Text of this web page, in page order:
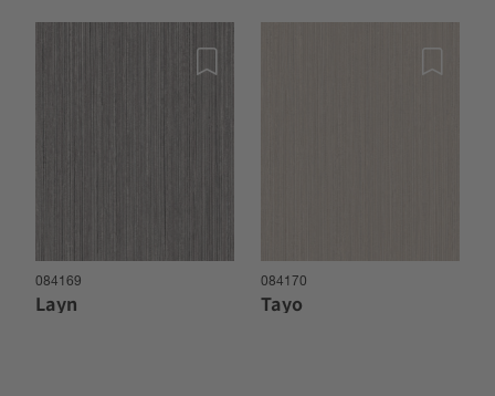
084169
Layn
084170
Tayo